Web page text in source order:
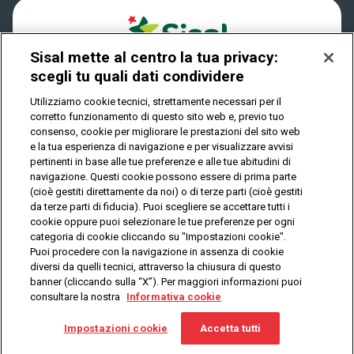
Vuoi giocare
online?
Privacy
IL GIOCO È VIETATO AI MINORI E PUÒ CAUSARE
DIPENDENZA PATOLOGICA
© Copyright Sisal Italia S.p.A. - P.I. 02433760135
Privacy Cookies
Mappa
del
sito
Sisal mette al centro la tua privacy:
scegli tu quali dati condividere
Utilizziamo cookie tecnici, strettamente necessari per il
corretto funzionamento di questo sito web e, previo tuo
consenso, cookie per migliorare le prestazioni del sito web
e la tua esperienza di navigazione e per visualizzare avvisi
pertinenti in base alle tue preferenze e alle tue abitudini di
navigazione. Questi cookie possono essere di prima parte
(cioè gestiti direttamente da noi) o di terze parti (cioè gestiti
da terze parti di fiducia). Puoi scegliere se accettare tutti i
cookie oppure puoi selezionare le tue preferenze per ogni
categoria di cookie cliccando su "Impostazioni cookie".
Puoi procedere con la navigazione in assenza di cookie
diversi da quelli tecnici, attraverso la chiusura di questo
banner (cliccando sulla “X”). Per maggiori informazioni puoi
consultare la nostra Informativa cookie
Impostazioni cookie Accetta tutti